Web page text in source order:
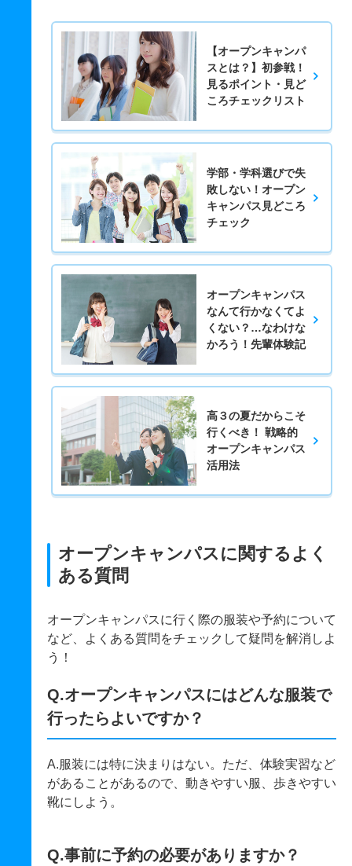
【オープンキャンパ
スとは？】初参戦！
見るポイント・見ど
ころチェックリスト
学部・学科選びで失
敗しない！オープン
キャンパス見どころ
チェック
オープンキャンパス
なんて行かなくてよ
くない？…なわけな
かろう！先輩体験記
高３の夏だからこそ
行くべき！ 戦略的
オープンキャンパス
活用法
オープンキャンパスに関するよく
ある質問
オープンキャンパスに行く際の服装や予約について
など、よくある質問をチェックして疑問を解消しよ
う！
Q.オープンキャンパスにはどんな服装で
行ったらよいですか？
A.服装には特に決まりはない。ただ、体験実習など
があることがあるので、動きやすい服、歩きやすい
靴にしよう。
Q.事前に予約の必要がありますか？